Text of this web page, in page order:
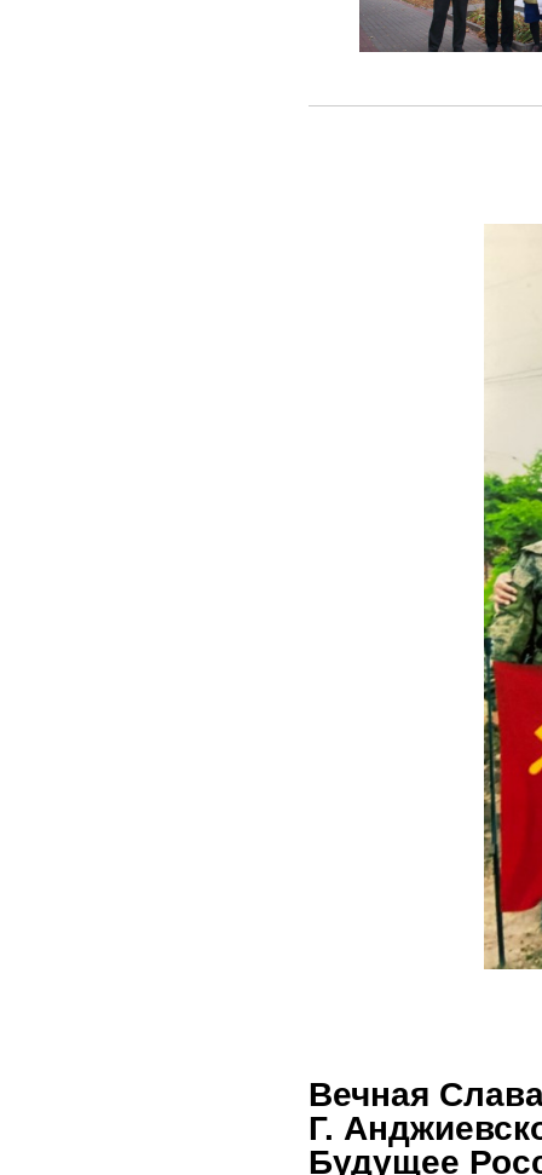
Вечная
Г.
Будущее